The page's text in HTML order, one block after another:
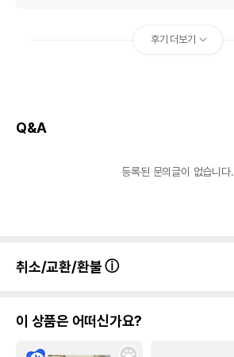
후기 더보기
Q&A
등록된 문의글이 없습니다.
취소/교환/환불
이 상품은 어떠신가요?